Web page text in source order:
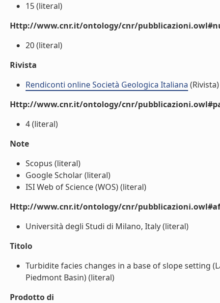
15 (literal)
Http://www.cnr.it/ontology/cnr/
20 (literal)
Rivista
Rendiconti online Società Geologica Italiana (Rivista)
Http://www.cnr.it/ontology/cnr/
4 (literal)
Note
Scopus (literal)
Google Scholar (literal)
ISI Web of Science (WOS) (literal)
Http://www.cnr.it/ontology/cnr/
Università degli Studi di Milano, Italy (literal)
Titolo
Turbidite facies changes in a base of slope setting
Piedmont Basin) (literal)
Prodotto di